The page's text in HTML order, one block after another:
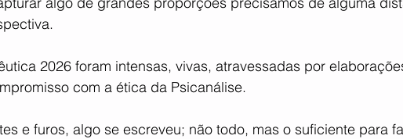
2026 foram intensas, vivas, atravessadas por
com a ética da Psicanálise.
e furos, algo se escreveu; não todo, mas o suficiente para